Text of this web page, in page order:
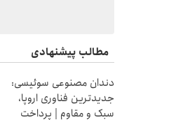
مطالب پیشنهادی
دندان مصنوعی سوئیسی:
جدیدترین فناوری اروپا،
سبک و مقاوم | پرداخت